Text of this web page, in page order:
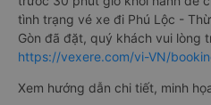
tình trạng vé xe đi Phú Lộc -
Gòn đã đặt, quý khách vui lòng
https://vexere.com/vi-VN/
Xem hướng dẫn chi tiết, minh